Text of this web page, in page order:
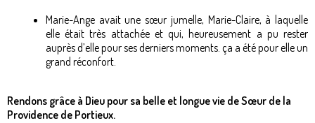
Marie-Ange avait une sœur jumelle, Marie-Claire, à laquelle
elle était très attachée et qui, heureusement a pu rester
auprès d’elle pour ses derniers moments. ça a été pour elle un
grand réconfort.
Rendons grâce à Dieu pour sa belle et longue vie de Sœur de la
Providence de Portieux.